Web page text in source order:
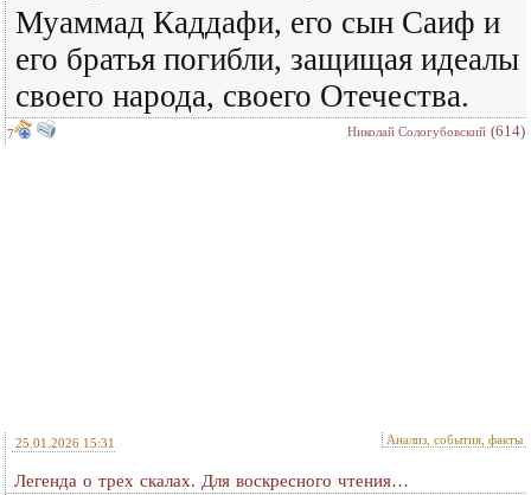
Муаммад Каддафи, его сын Саиф и
его братья погибли, защищая идеалы
своего народа, своего Отечества.
7 Николай Сологубовский (614)
25.01.2026 15:31 Анализ, события, факты
Легенда о трех скалах. Для воскресного чтения…